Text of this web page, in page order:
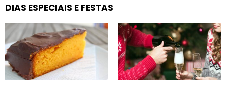
DIAS ESPECIAIS E FESTAS